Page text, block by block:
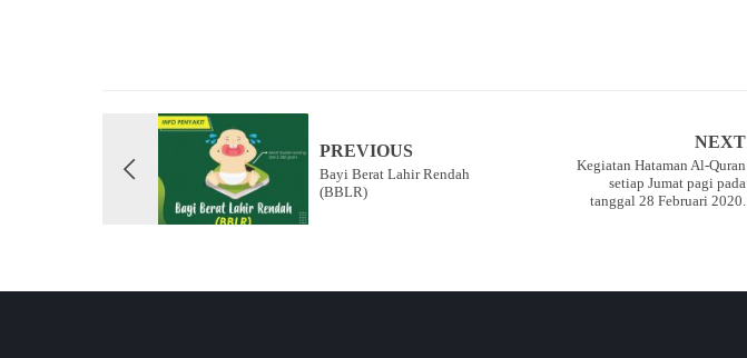
PREVIOUS
Bayi Berat Lahir Rendah
(BBLR)
NEXT
Kegiatan Hataman Al-Quran
setiap Jumat pagi pada
tanggal 28 Februari 2020.